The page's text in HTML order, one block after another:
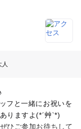
人
フと一緒にお祝いを
りますよ(*´艸`*)
ひご参加お待ちして